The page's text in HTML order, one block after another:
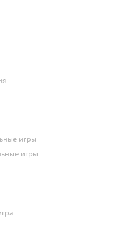
игры
игры